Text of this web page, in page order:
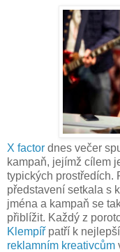
X factor dnes večer
kampaň, jejímž cílem
typických prostředích.
představení setkala s
jména a kampaň se
přiblížit. Každý z
Klempíř patří k
reklamním kreativcům